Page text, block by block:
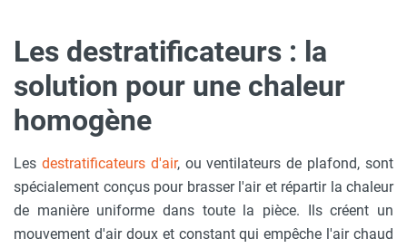
Les destratificateurs : la
solution pour une chaleur
homogène
Les destratificateurs d'air, ou ventilateurs de plafond, sont
spécialement conçus pour brasser l'air et répartir la chaleur
de manière uniforme dans toute la pièce. Ils créent un
mouvement d'air doux et constant qui empêche l'air chaud